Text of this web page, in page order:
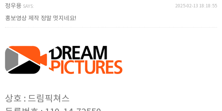
정우용 SAYS: 2025-02-13 18:18:55
홍보영상 제작 정말 멋지네요!
상호 : 드림픽쳐스